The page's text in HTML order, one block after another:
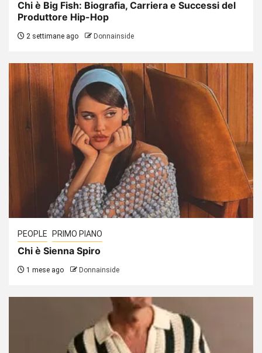
Chi è Big Fish: Biografia, Carriera e Successi del
Produttore Hip-Hop
2 settimane ago Donnainside
PEOPLE PRIMO PIANO
Chi è Sienna Spiro
1 mese ago Donnainside